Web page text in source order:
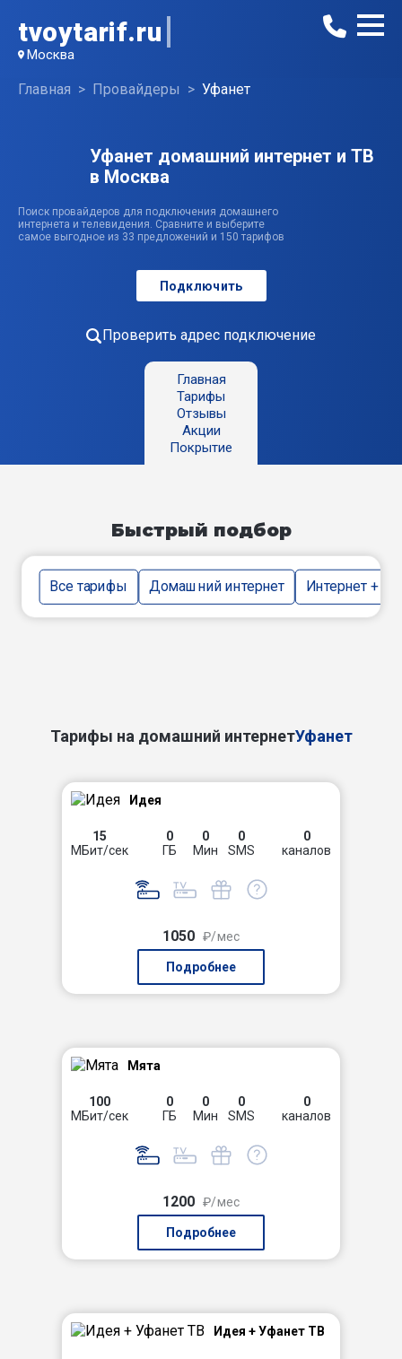
tvoytarif.ru
Москва
Главная Провайдеры Уфанет
Уфанет домашний интернет и ТВ
в Москва
Поиск провайдеров для подключения домашнего
интернета и телевидения. Сравните и выберите
самое выгодное из 33 предложений и 150 тарифов
Подключить
Проверить адрес подключение
Главная
Тарифы
Отзывы
Акции
Покрытие
Быстрый подбор
Все тарифы Домашний интернет Интернет + тв
Тарифы на домашний интернетУфанет
Идея
15
МБит/сек
0
ГБ
0
Мин
0
SMS
0
каналов
1050 ₽/мес
Подробнее
Мята
100
МБит/сек
0
ГБ
0
Мин
0
SMS
0
каналов
1200 ₽/мес
Подробнее
Идея + Уфанет ТВ